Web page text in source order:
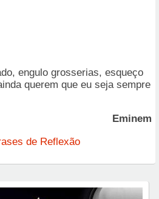
engulo grosserias, esqueço
querem que eu seja sempre
Eminem
de Reflexão